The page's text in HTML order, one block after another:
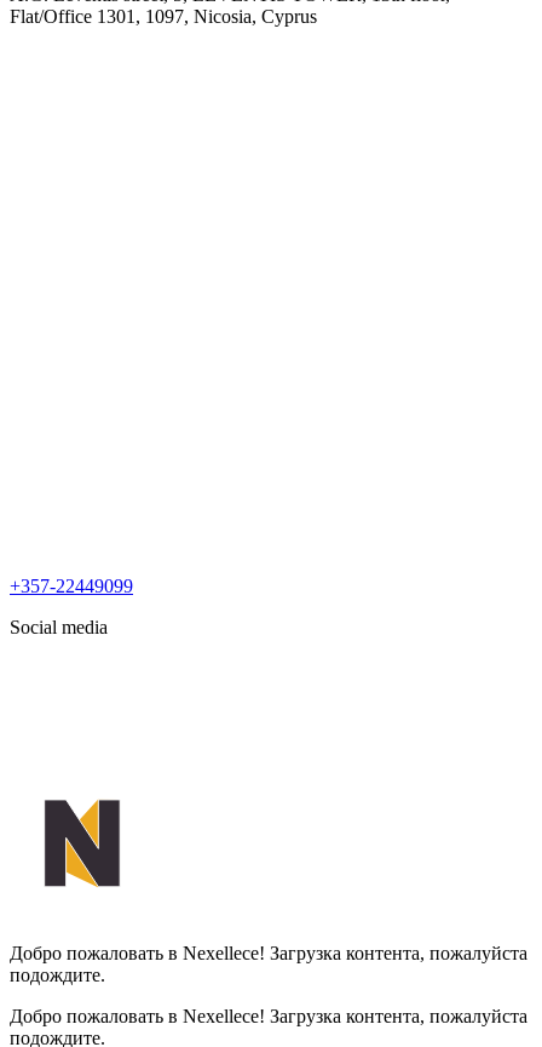
Flat/Office 1301, 1097, Nicosia, Cyprus
+357-22449099
Social media
Добро пожаловать в Nexellece! Загрузка контента, пожалуйста
подождите.
Добро пожаловать в Nexellece! Загрузка контента, пожалуйста
подождите.